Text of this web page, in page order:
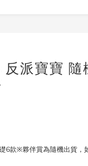
派寶寶 隨
6款※夥伴賞為隨機出貨，